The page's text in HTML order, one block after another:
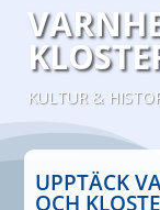
KULTUR &
UPPTÄCK
OCH